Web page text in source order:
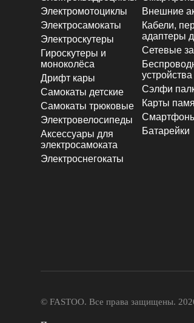
Электромотоциклы
Электросамокаты
Электроскутеры
Гироскутеры и
моноколёса
Дрифт кары
Самокаты детские
Самокаты трюковые
Электровелосипеды
Аксессуары для
электросамоката
Электроснегокаты
Внешние
Кабели,
адаптеры
Сетевые
устройства
Сэлфи
Карты
Батарейки
© FASTOO. Все права защищены.